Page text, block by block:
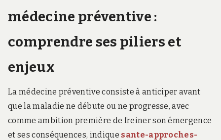
médecine préventive :
comprendre ses piliers et
enjeux
La médecine préventive consiste à anticiper avant
que la maladie ne débute ou ne progresse, avec
comme ambition première de freiner son émergence
et ses conséquences, indique sante-approches-